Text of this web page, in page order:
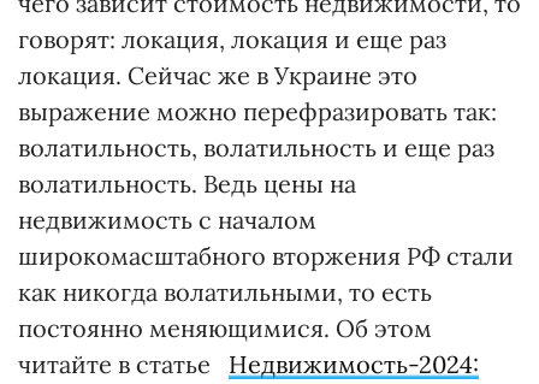
говорят: локация, локация и еще раз
локация. Сейчас же в Украине это
выражение можно перефразировать так:
волатильность, волатильность и еще раз
волатильность. Ведь цены на
недвижимость с началом
широкомасштабного вторжения РФ стали
как никогда волатильными, то есть
постоянно меняющимися. Об этом
читайте в статье Недвижимость-2024: